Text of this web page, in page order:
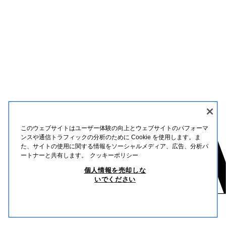
このウェブサイトはユーザー体験の向上とウェブサイトのパフォーマ
ンスや通信トラフィックの分析のために Cookie を使用します。ま
た、サイトの使用に関する情報をソーシャルメディア、広告、分析パ
ートナーと共有します。
クッキーポリシー
個人情報を売却しな
いでください